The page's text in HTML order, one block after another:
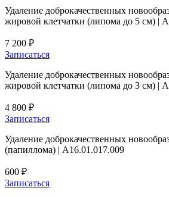
Удаление доброкачественных
жировой клетчатки (липома до 5 см) |
7 200 ₽
Записаться
Удаление доброкачественных
жировой клетчатки (липома до 3 см) |
4 800 ₽
Записаться
Удаление доброкачественных
(папиллома) | А16.01.017.009
600 ₽
Записаться